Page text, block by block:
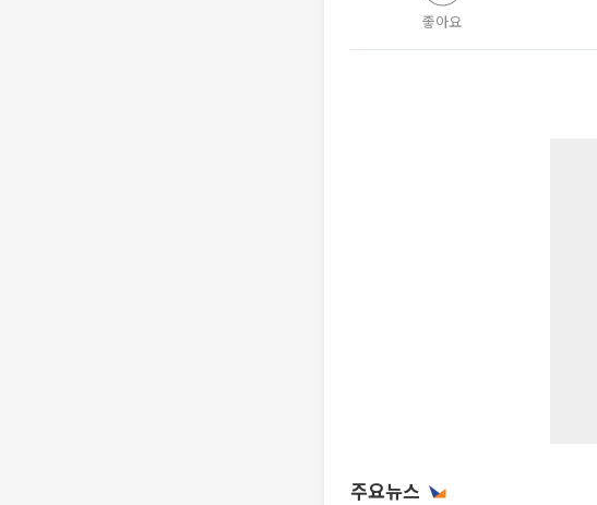
좋아요
주요뉴스